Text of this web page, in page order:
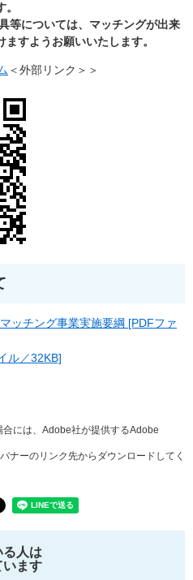
等については、マッチングが出来
すようお願いいたします。
＜外部リンク＞ ＞
ッチング事業実施要綱 [PDFファ
ル／32KB]
には、Adobe社が提供するAdobe
ナーのリンク先からダウンロードしてく
る人は
います